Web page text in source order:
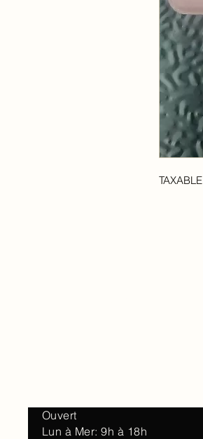
TAXABLE
Ouvert
Lun à Mer: 9h à 18h